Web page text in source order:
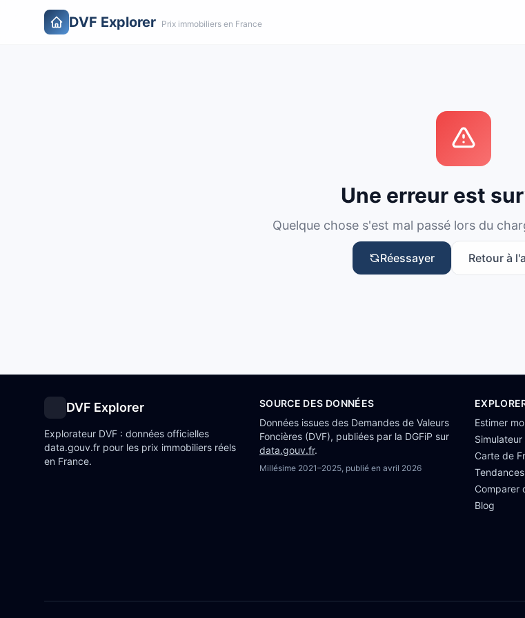
DVF Explorer Prix immobiliers en France
Une erreur est
Quelque chose s'est mal passé lors du
Réessayer Retour à
DVF Explorer
Explorateur DVF : données officielles
data.gouv.fr pour les prix immobiliers réels
en France.
SOURCE DES DONNÉES
Données issues des Demandes de Valeurs
Foncières (DVF), publiées par la DGFiP sur
data.gouv.fr.
Millésime 2021–2025, publié en avril 2026
Estimer
Carte de
Comparer
Blog